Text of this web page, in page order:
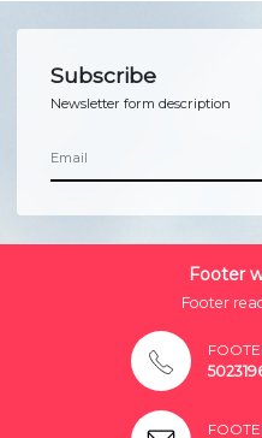
Subscribe
Newsletter form description
Footer
Footer